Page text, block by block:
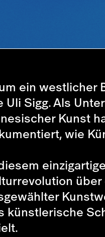
ein westlicher
Uli Sigg. Als
Kunst
wie
künstlerische